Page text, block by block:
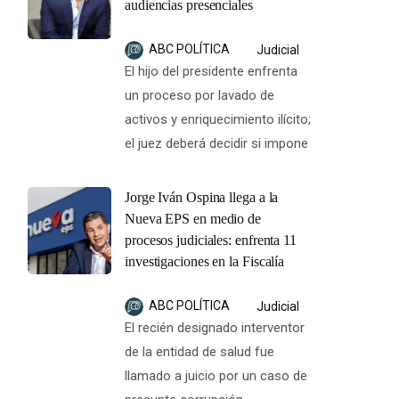
audiencias presenciales
ABC POLÍTICA Judicial
El hijo del presidente enfrenta
un proceso por lavado de
activos y enriquecimiento ilícito;
el juez deberá decidir si impone
Jorge Iván Ospina llega a la
Nueva EPS en medio de
procesos judiciales: enfrenta 11
investigaciones en la Fiscalía
ABC POLÍTICA Judicial
El recién designado interventor
de la entidad de salud fue
llamado a juicio por un caso de